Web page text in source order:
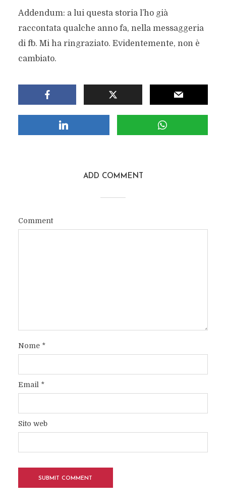
Addendum: a lui questa storia l’ho già
raccontata qualche anno fa, nella messaggeria
di fb. Mi ha ringraziato. Evidentemente, non è
cambiato.
ADD COMMENT
Comment
Nome *
Email *
Sito web